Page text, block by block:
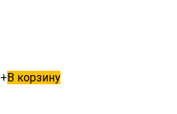
+В корзину